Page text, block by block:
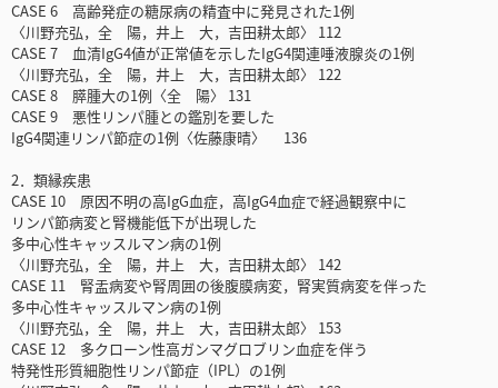
CASE 6 高齢発症の糖尿病の精査中に発見された1例
〈川野充弘，全 陽，井上 大，吉田耕太郎〉 112
CASE 7 血清IgG4値が正常値を示したIgG4関連唾液腺炎の1例
〈川野充弘，全 陽，井上 大，吉田耕太郎〉 122
CASE 8 膵腫大の1例〈全 陽〉 131
CASE 9 悪性リンパ腫との鑑別を要した
IgG4関連リンパ節症の1例〈佐藤康晴〉 136
2．類縁疾患
CASE 10 原因不明の高IgG血症，高IgG4血症で経過観察中に
リンパ節病変と腎機能低下が出現した
多中心性キャッスルマン病の1例
〈川野充弘，全 陽，井上 大，吉田耕太郎〉 142
CASE 11 腎盂病変や腎周囲の後腹膜病変，腎実質病変を伴った
多中心性キャッスルマン病の1例
〈川野充弘，全 陽，井上 大，吉田耕太郎〉 153
CASE 12 多クローン性高ガンマグロブリン血症を伴う
特発性形質細胞性リンパ節症（IPL）の1例